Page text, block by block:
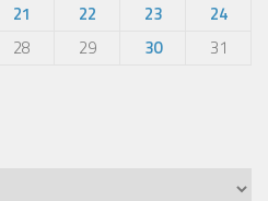
21 22 23
24
28 29 30
31